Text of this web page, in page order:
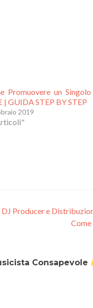
Promuovere un
| GUIDA STEP BY STEP
2019
DJ Producer e
Consapevole